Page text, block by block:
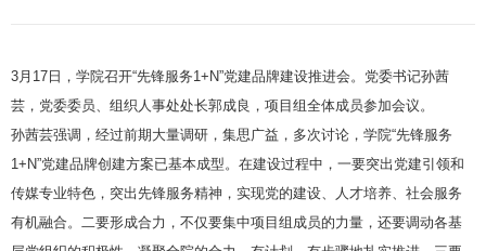
3月17日，学院召开“先锋服务1+N”党建品牌建设推进会。党委书记孙茜
芸，党委委员、组织人事处处长郭成良，项目组全体成员参加会议。
孙茜芸强调，经过前期大量调研，集思广益，多次讨论，学院“先锋服务
1+N”党建品牌创建方案已基本成型。在建设过程中，一要突出党建引领和
传媒专业特色，突出先锋服务精神，实现党的建设、人才培养、社会服务
有机融合。二要形成合力，不仅要集中项目组成员的力量，还要调动各基